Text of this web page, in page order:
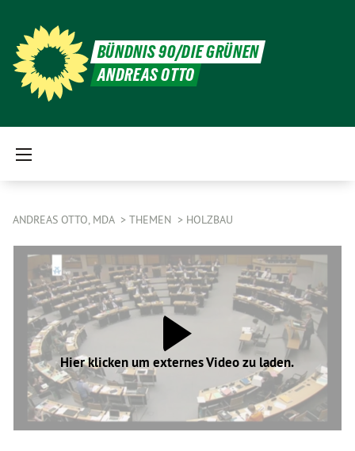
BÜNDNIS 90/DIE GRÜNEN
ANDREAS OTTO
ANDREAS OTTO, MDA THEMEN HOLZBAU
Hier klicken um externes Video zu laden.